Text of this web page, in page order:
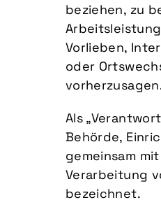
beziehen, zu
Vorlieben,
oder
Als
Behörde,
gemeinsam
Verarbeitung
bezeichnet.